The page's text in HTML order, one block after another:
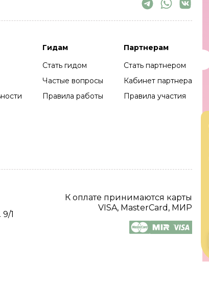
Гидам
Стать гидом
Частые вопросы
Правила работы
Партнерам
Стать партнером
Кабинет партнера
Правила участия
1
К оплате принимаются карты
VISA, MasterCard, МИР